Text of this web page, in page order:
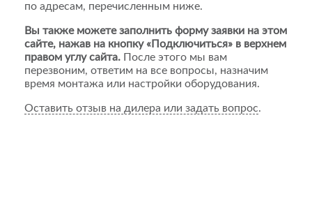
по адресам, перечисленным ниже.
Вы также можете заполнить форму заявки на этом
сайте, нажав на кнопку «Подключиться» в верхнем
правом углу сайта. После этого мы вам
перезвоним, ответим на все вопросы, назначим
время монтажа или настройки оборудования.
Оставить отзыв на дилера или задать вопрос.